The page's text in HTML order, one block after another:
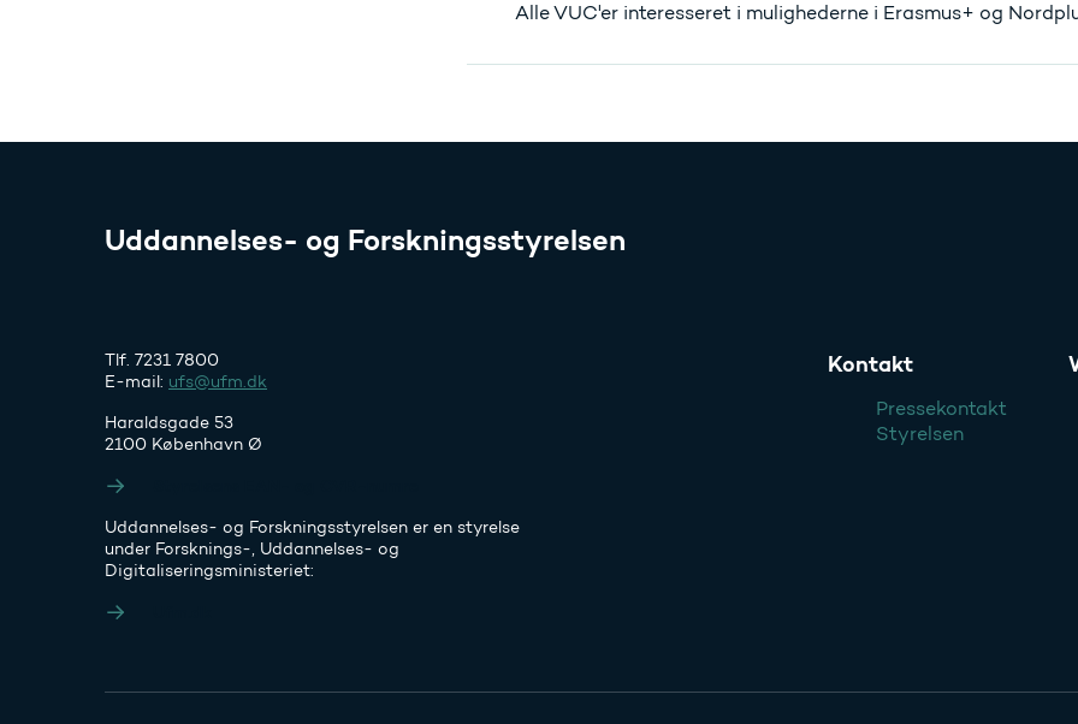
Alle VUC'er interesseret i mulighederne i Erasmus+ og
Uddannelses- og Forskningsstyrelsen
Tlf. 7231 7800
E-mail: ufs@ufm.dk
Haraldsgade 53
2100 København Ø
Uddannelses- og Forskningsstyrelsen er en styrelse
under Forsknings-, Uddannelses- og
Digitaliseringsministeriet:
Kontakt
Pressekontakt
Styrelsen